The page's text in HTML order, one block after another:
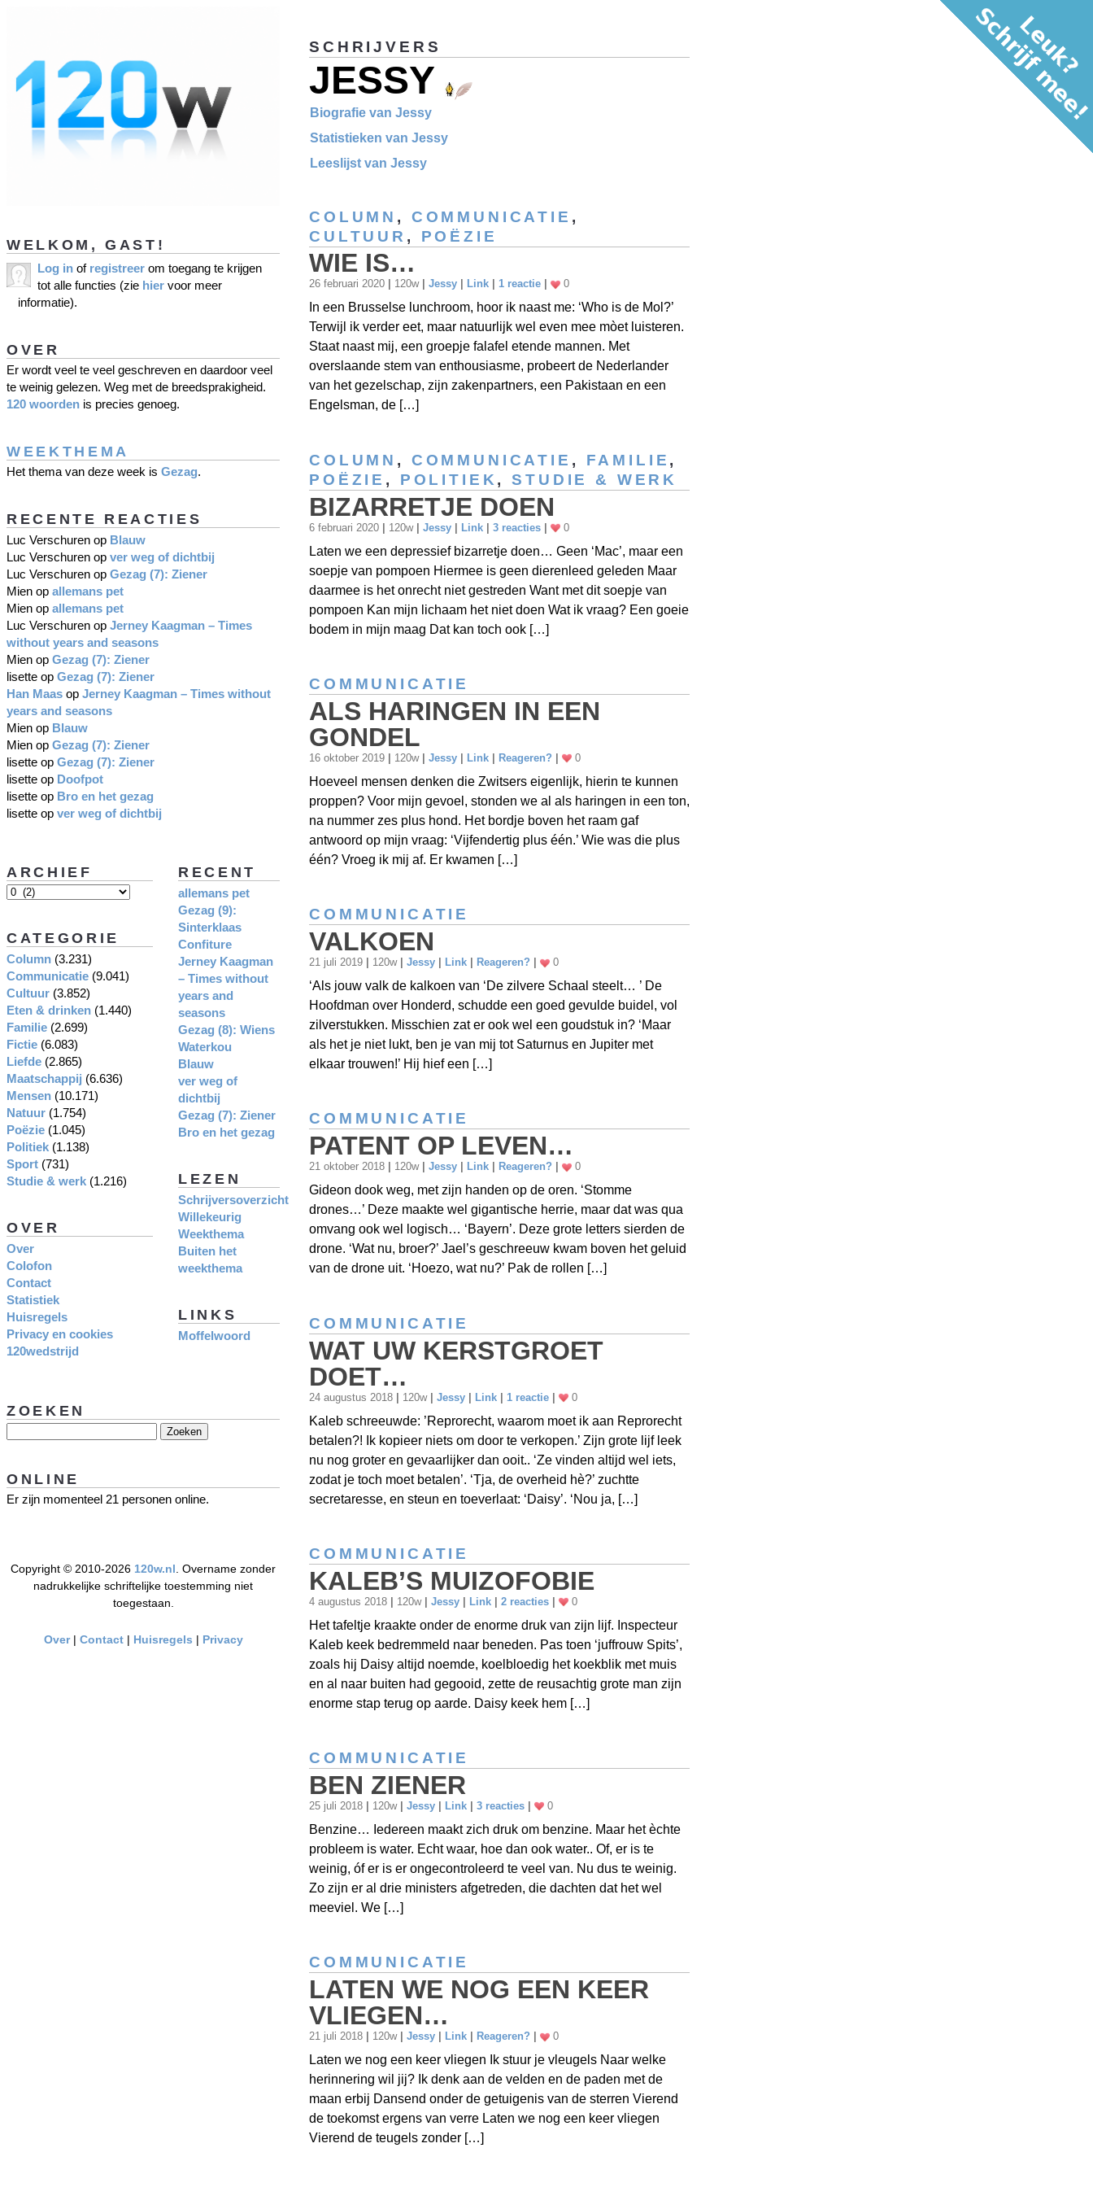
SCHRIJVERS
JESSY
Biografie van Jessy
Statistieken van Jessy
Leeslijst van Jessy
COLUMN , COMMUNICATIE ,
CULTUUR , POËZIE
WIE IS…
26 februari 2020 120w Jessy Link 1 reactie 0
In een Brusselse lunchroom, hoor ik naast me: ‘Who is de Mol?’
Terwijl ik verder eet, maar natuurlijk wel even mee mòet luisteren.
Staat naast mij, een groepje falafel etende mannen. Met
overslaande stem van enthousiasme, probeert de Nederlander
van het gezelschap, zijn zakenpartners, een Pakistaan en een
Engelsman, de […]
COLUMN , COMMUNICATIE , FAMILIE ,
POËZIE , POLITIEK ,STUDIE & WERK
BIZARRETJE DOEN
6 februari 2020 | 120w | Jessy | Link | 3 reacties | 0
Laten we een depressief bizarretje doen… Geen ‘Mac’, maar een
soepje van pompoen Hiermee is geen dierenleed geleden Maar
daarmee is het onrecht niet gestreden Want met dit soepje van
pompoen Kan mijn lichaam het niet doen Wat ik vraag? Een goeie
bodem in mijn maag Dat kan toch ook […]
COMMUNICATIE
ALS HARINGEN IN EEN
GONDEL
16 oktober 2019 120w Jessy Link Reageren? 0
Hoeveel mensen denken die Zwitsers eigenlijk, hierin te kunnen
proppen? Voor mijn gevoel, stonden we al als haringen in een ton,
na nummer zes plus hond. Het bordje boven het raam gaf
antwoord op mijn vraag: ‘Vijfendertig plus één.’ Wie was die plus
één? Vroeg ik mij af. Er kwamen […]
COMMUNICATIE
VALKOEN
21 juli 2019 120w Jessy Link Reageren? 0
‘Als jouw valk de kalkoen van ‘De zilvere Schaal steelt… ’ De
Hoofdman over Honderd, schudde een goed gevulde buidel, vol
zilverstukken. Misschien zat er ook wel een goudstuk in? ‘Maar
als het je niet lukt, ben je van mij tot Saturnus en Jupiter met
elkaar trouwen!’ Hij hief een […]
COMMUNICATIE
PATENT OP LEVEN…
21 oktober 2018 120w Jessy Link Reageren? 0
Gideon dook weg, met zijn handen op de oren. ‘Stomme
drones…’ Deze maakte wel gigantische herrie, maar dat was qua
omvang ook wel logisch… ‘Bayern’. Deze grote letters sierden de
drone. ‘Wat nu, broer?’ Jael’s geschreeuw kwam boven het geluid
van de drone uit. ‘Hoezo, wat nu?’ Pak de rollen […]
COMMUNICATIE
WAT UW KERSTGROET
DOET…
24 augustus 2018 | 120w | Jessy | Link | 1 reactie | 0
Kaleb schreeuwde: ’Reprorecht, waarom moet ik aan Reprorecht
betalen?! Ik kopieer niets om door te verkopen.’ Zijn grote lijf leek
nu nog groter en gevaarlijker dan ooit.. ‘Ze vinden altijd wel iets,
zodat je toch moet betalen’. ‘Tja, de overheid hè?’ zuchtte
secretaresse, en steun en toeverlaat: ‘Daisy’. ‘Nou ja, […]
COMMUNICATIE
KALEB’S MUIZOFOBIE
4 augustus 2018 120w Jessy Link 2 reacties 0
Het tafeltje kraakte onder de enorme druk van zijn lijf. Inspecteur
Kaleb keek bedremmeld naar beneden. Pas toen ‘juffrouw Spits’,
zoals hij Daisy altijd noemde, koelbloedig het koekblik met muis
en al naar buiten had gegooid, zette de reusachtig grote man zijn
enorme stap terug op aarde. Daisy keek hem […]
COMMUNICATIE
BEN ZIENER
25 juli 2018 120w Jessy Link 3 reacties 0
Benzine… Iedereen maakt zich druk om benzine. Maar het èchte
probleem is water. Echt waar, hoe dan ook water.. Of, er is te
weinig, óf er is er ongecontroleerd te veel van. Nu dus te weinig.
Zo zijn er al drie ministers afgetreden, die dachten dat het wel
meeviel. We […]
COMMUNICATIE
LATEN WE NOG EEN KEER
VLIEGEN…
21 juli 2018 120w Jessy Link Reageren? 0
Laten we nog een keer vliegen Ik stuur je vleugels Naar welke
herinnering wil jij? Ik denk aan de velden en de paden met de
maan erbij Dansend onder de getuigenis van de sterren Vierend
de toekomst ergens van verre Laten we nog een keer vliegen
Vierend de teugels zonder […]
WELKOM, GAST!
Log in of registreer om toegang te krijgen
tot alle functies (zie hier voor meer
informatie).
OVER
Er wordt veel te veel geschreven en daardoor veel
te weinig gelezen. Weg met de breedsprakigheid.
120 woorden is precies genoeg.
WEEKTHEMA
Het thema van deze week is Gezag.
RECENTE REACTIES
Luc Verschuren op Blauw
Luc Verschuren op ver weg of dichtbij
Luc Verschuren op Gezag (7): Ziener
Mien op allemans pet
Mien op allemans pet
Luc Verschuren op Jerney Kaagman – Times
without years and seasons
Mien op Gezag (7): Ziener
lisette op Gezag (7): Ziener
Han Maas op Jerney Kaagman – Times without
years and seasons
Mien op Blauw
Mien op Gezag (7): Ziener
lisette op Gezag (7): Ziener
lisette op Doofpot
lisette op Bro en het gezag
lisette op ver weg of dichtbij
RECENT
allemans pet
Gezag (9):
Sinterklaas
Confiture
Jerney Kaagman
– Times without
years and
seasons
Gezag (8): Wiens
Waterkou
Blauw
ver weg of
dichtbij
Gezag (7): Ziener
Bro en het gezag
LEZEN
Schrijversoverzicht
Willekeurig
Weekthema
Buiten het
weekthema
LINKS
Moffelwoord
ARCHIEF
CATEGORIE
Column (3.231)
Communicatie (9.041)
Cultuur (3.852)
Eten & drinken (1.440)
Familie (2.699)
Fictie (6.083)
Liefde (2.865)
Maatschappij (6.636)
Mensen (10.171)
Natuur (1.754)
Poëzie (1.045)
Politiek (1.138)
Sport (731)
Studie & werk (1.216)
OVER
Over
Colofon
Contact
Statistiek
Huisregels
Privacy en cookies
120wedstrijd
ZOEKEN
ONLINE
Er zijn momenteel 21 personen online.
Copyright © 2010-2026 120w.nl . Overname zonder
nadrukkelijke schriftelijke toestemming niet
toegestaan.
Over| Contact| Huisregels | Privacy